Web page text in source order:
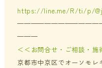
https://line.me/R/ti/p/
———
＜＜お問合せ・ご相談・施
京都市中京区でオーソモレ